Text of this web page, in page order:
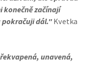
konečně začínají
pokračuji dál."Kvetka
unavená,